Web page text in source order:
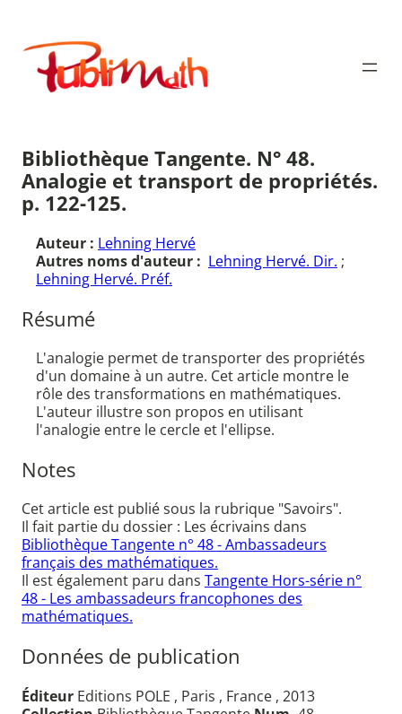
contenu
Publimath
Bibliothèque Tangente. N° 48.
Analogie et transport de propriétés.
p. 122-125.
Auteur : Lehning Hervé
Autres noms d'auteur : Lehning Hervé. Dir. ;
Lehning Hervé. Préf.
Résumé
L'analogie permet de transporter des propriétés
d'un domaine à un autre. Cet article montre le
rôle des transformations en mathématiques.
L'auteur illustre son propos en utilisant
l'analogie entre le cercle et l'ellipse.
Notes
Cet article est publié sous la rubrique "Savoirs".
Il fait partie du dossier : Les écrivains dans
Bibliothèque Tangente n° 48 - Ambassadeurs
français des mathématiques.
Il est également paru dans Tangente Hors-série n°
48 - Les ambassadeurs francophones des
mathématiques.
Données de publication
Éditeur Editions POLE , Paris , France , 2013